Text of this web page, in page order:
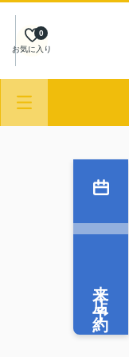
お気に入り
0
来店予約